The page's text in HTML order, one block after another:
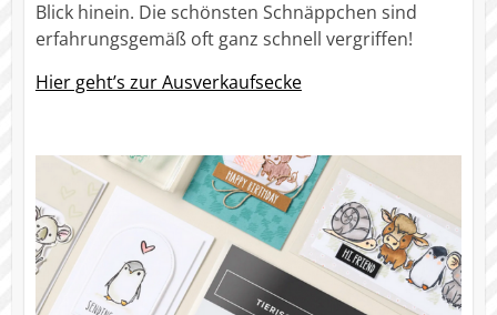
Blick hinein. Die schönsten Schnäppchen sind
erfahrungsgemäß oft ganz schnell vergriffen!
Hier geht’s zur Ausverkaufsecke